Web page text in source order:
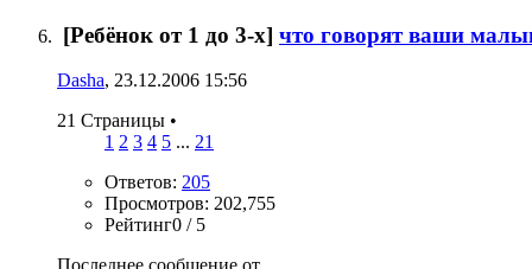
[Ребёнок от 1 до 3-х] что говорят ваши
Dasha, 23.12.2006 15:56
21 Страницы •
1 2 3 4 5 ... 21
Ответов: 205
Просмотров: 202,755
Рейтинг0 / 5